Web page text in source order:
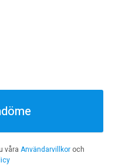
våra Användarvillkor och